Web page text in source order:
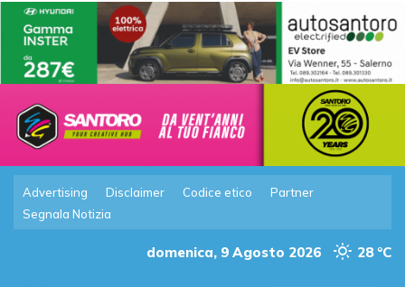
Advertising Disclaimer Codice etico
Partner
Segnala Notizia
domenica, 9 Agosto 2026 28 °C